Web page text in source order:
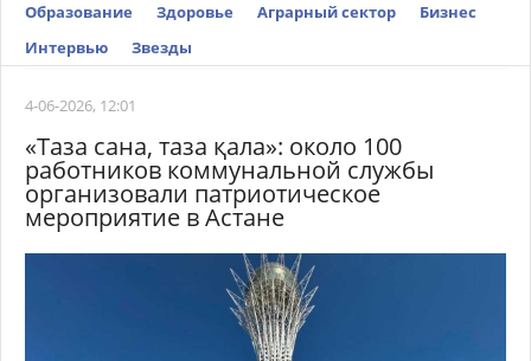
Образование
Здоровье Аграрный сектор
Бизнес
Интервью
Звезды
4-06-2026, 12:01
«Таза сана, таза қала»: около 100
работников коммунальной службы
организовали патриотическое
мероприятие в Астане